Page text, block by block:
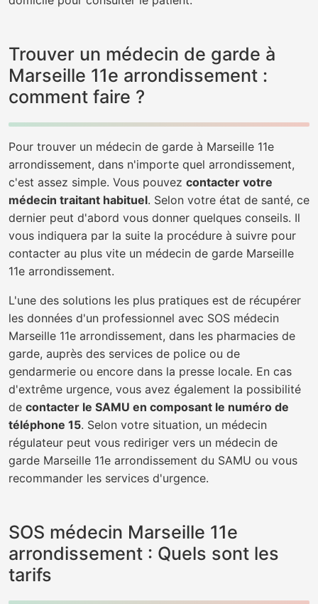
Trouver un médecin de garde à
Marseille 11e arrondissement :
comment faire ?
Pour trouver un médecin de garde à Marseille 11e
arrondissement, dans n'importe quel arrondissement,
c'est assez simple. Vous pouvez contacter votre
médecin traitant habituel. Selon votre état de santé, ce
dernier peut d'abord vous donner quelques conseils. Il
vous indiquera par la suite la procédure à suivre pour
contacter au plus vite un médecin de garde Marseille
11e arrondissement.
L'une des solutions les plus pratiques est de récupérer
les données d'un professionnel avec SOS médecin
Marseille 11e arrondissement, dans les pharmacies de
garde, auprès des services de police ou de
gendarmerie ou encore dans la presse locale. En cas
d'extrême urgence, vous avez également la possibilité
de contacter le SAMU en composant le numéro de
téléphone 15. Selon votre situation, un médecin
régulateur peut vous rediriger vers un médecin de
garde Marseille 11e arrondissement du SAMU ou vous
recommander les services d'urgence.
SOS médecin Marseille 11e
arrondissement : Quels sont les
tarifs